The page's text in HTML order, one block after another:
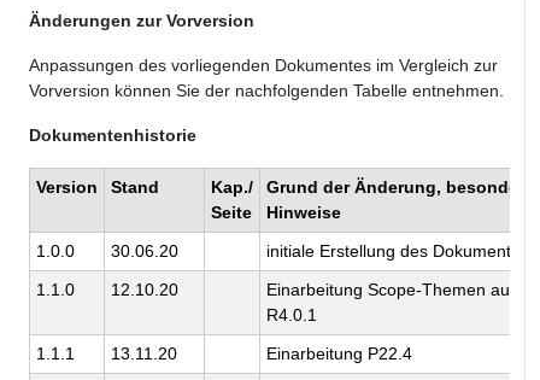
Änderungen zur Vorversion
Anpassungen des vorliegenden Dokumentes im Vergleich zur
Vorversion können Sie der nachfolgenden Tabelle entnehmen.
Dokumentenhistorie
Version Stand
Kap./
Seite
Grund der Änderung, besondere
Hinweise
1.0.0
30.06.20
initiale Erstellung des Dokuments
1.1.0
12.10.20
Einarbeitung Scope-Themen aus
R4.0.1
1.1.1
13.11.20
Einarbeitung P22.4